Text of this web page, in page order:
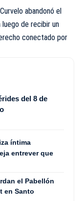
abandonó el
de recibir un
conectado por
del 8 de
íntima
entrever que
el Pabellón
en Santo